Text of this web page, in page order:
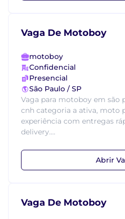
Vaga De Motoboy
motoboy
Confidencial
Presencial
São Paulo / SP
Vaga para motoboy em são
cnh categoria a ativa, moto
experiência com entregas
delivery....
Abrir
Vaga De Motoboy